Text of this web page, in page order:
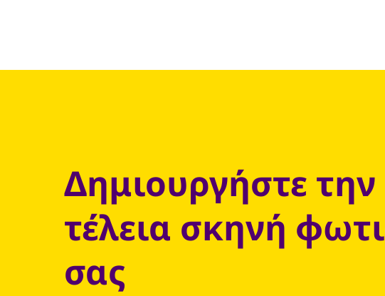
Δημιουργήστε την
τέλεια σκηνή
σας